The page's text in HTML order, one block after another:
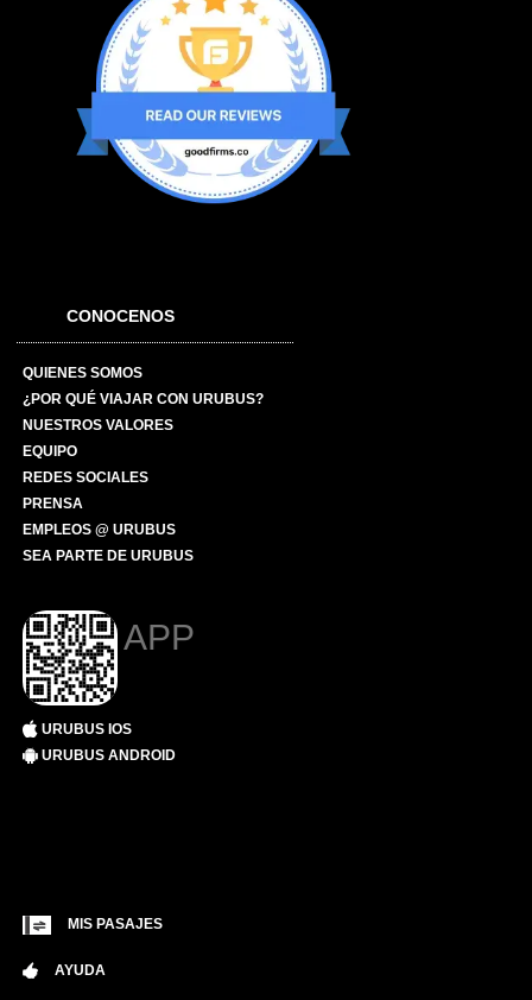
CONOCENOS
QUIENES SOMOS
¿POR QUÉ VIAJAR CON URUBUS?
NUESTROS VALORES
EQUIPO
REDES SOCIALES
PRENSA
EMPLEOS @ URUBUS
SEA PARTE DE URUBUS
APP
URUBUS IOS
URUBUS ANDROID
MIS PASAJES
AYUDA